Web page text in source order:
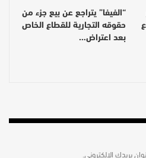
“الفيفا” يتراجع عن بيع جزء من
حقوقه التجارية للقطاع الخاص
بعد اعتراض…
بريدك الإلكتروني.